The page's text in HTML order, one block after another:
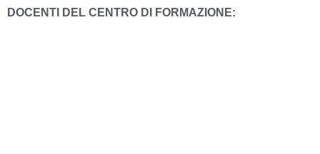
DOCENTI DEL CENTRO DI FORMAZIONE: